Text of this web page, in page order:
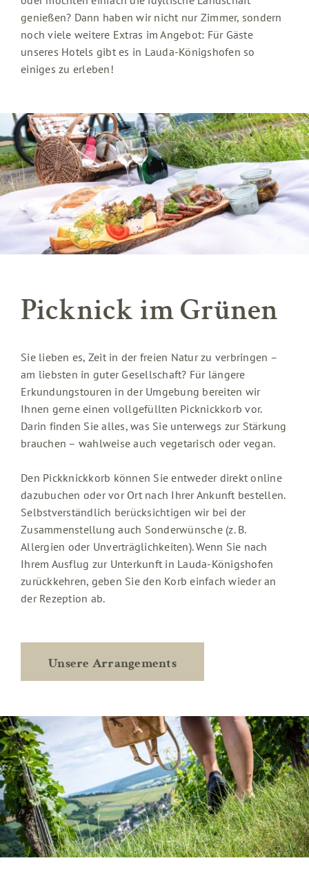
genießen? Dann haben wir nicht nur Zimmer, sondern
noch viele weitere Extras im Angebot: Für Gäste
unseres Hotels gibt es in Lauda-Königshofen so
einiges zu erleben!
Picknick im Grünen
Sie lieben es, Zeit in der freien Natur zu verbringen –
am liebsten in guter Gesellschaft? Für längere
Erkundungstouren in der Umgebung bereiten wir
Ihnen gerne einen vollgefüllten Picknickkorb vor.
Darin finden Sie alles, was Sie unterwegs zur Stärkung
brauchen – wahlweise auch vegetarisch oder vegan.
Den Pickknickkorb können Sie entweder direkt online
dazubuchen oder vor Ort nach Ihrer Ankunft bestellen.
Selbstverständlich berücksichtigen wir bei der
Zusammenstellung auch Sonderwünsche (z. B.
Allergien oder Unverträglichkeiten). Wenn Sie nach
Ihrem Ausflug zur Unterkunft in Lauda-Königshofen
zurückkehren, geben Sie den Korb einfach wieder an
der Rezeption ab.
Unsere Arrangements